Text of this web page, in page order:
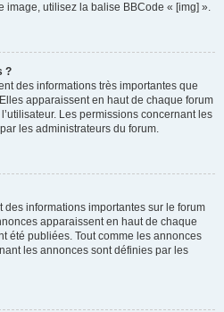
image, utilisez la balise BBCode « [img] ».
?
des informations très importantes que
apparaissent en haut de chaque forum
Les permissions concernant les
les administrateurs du forum.
informations importantes sur le forum
apparaissent en haut de chaque
été publiées. Tout comme les annonces
les annonces sont définies par les